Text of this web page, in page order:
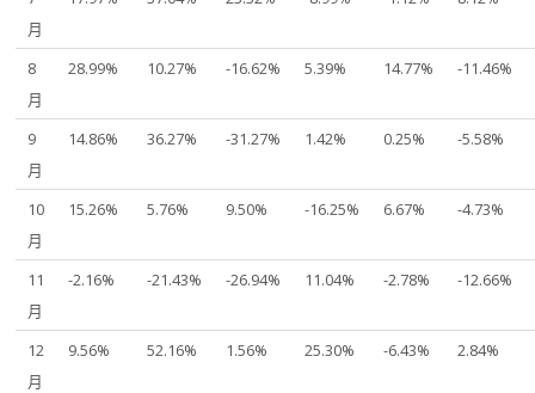
月
8
月
28.99% 10.27% -16.62% 5.39% 14.77% -11.46%
9
月
14.86% 36.27% -31.27% 1.42% 0.25% -5.58%
10
月
15.26% 5.76% 9.50% -16.25% 6.67% -4.73%
11
月
-2.16% -21.43% -26.94% 11.04% -2.78% -12.66%
12
月
9.56% 52.16% 1.56% 25.30% -6.43% 2.84%